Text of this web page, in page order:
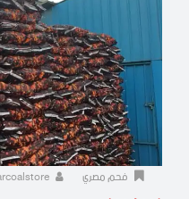
فحم مصري